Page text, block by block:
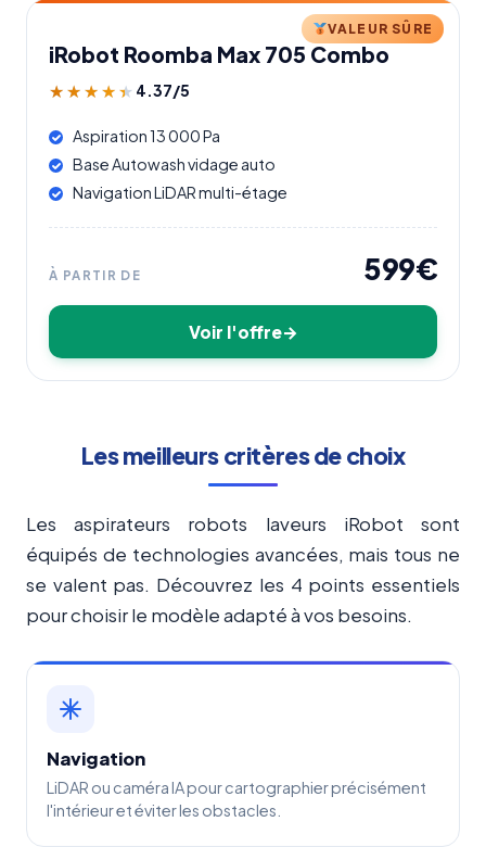
VALEUR SÛRE
iRobot Roomba Max 705 Combo
★★★★★
★★★★★ 4.37/5
Aspiration 13 000 Pa
Base Autowash vidage auto
Navigation LiDAR multi-étage
À PARTIR DE 599€
Voir l'offre
Les meilleurs critères de choix
Les aspirateurs robots laveurs iRobot sont
équipés de technologies avancées, mais tous ne
se valent pas. Découvrez les 4 points essentiels
pour choisir le modèle adapté à vos besoins.
Navigation
LiDAR ou caméra IA pour cartographier précisément
l'intérieur et éviter les obstacles.